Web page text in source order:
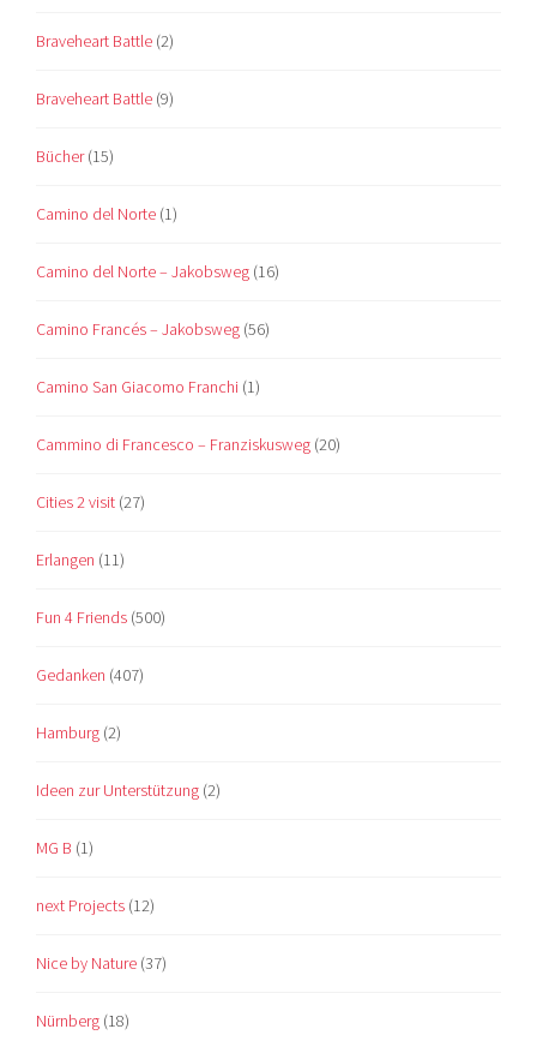
Braveheart Battle (2)
Braveheart Battle (9)
Bücher(15)
Camino del Norte (1)
Camino del Norte – Jakobsweg (16)
Camino Francés – Jakobsweg (56)
Camino San Giacomo Franchi (1)
Cammino di Francesco – Franziskusweg (20)
Cities 2 visit (27)
Erlangen (11)
Fun 4 Friends (500)
Gedanken (407)
Hamburg (2)
Ideen zur Unterstützung (2)
MG B (1)
next Projects (12)
Nice by Nature (37)
Nürnberg (18)